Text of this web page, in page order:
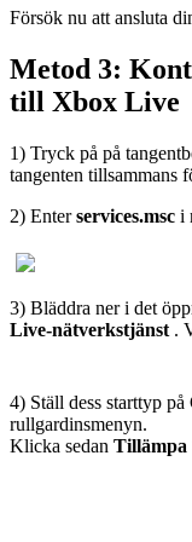
Försök nu att ansluta
Metod 3:
till Xbox Live
1) Tryck på på
tangenten tillsammans
2) Enterservices.msc i
3) Bläddra ner i det
Live-nätverkstjänst .
4) Ställ dess starttyp på
rullgardinsmenyn.
Klicka sedan Tillämpa